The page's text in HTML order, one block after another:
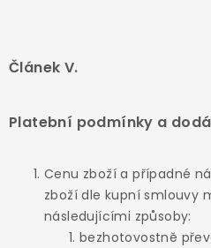
Článek V.
Platební podmínky a
Cenu zboží a případné
zboží dle kupní smlouvy
následujícími způsoby:
bezhotovostně